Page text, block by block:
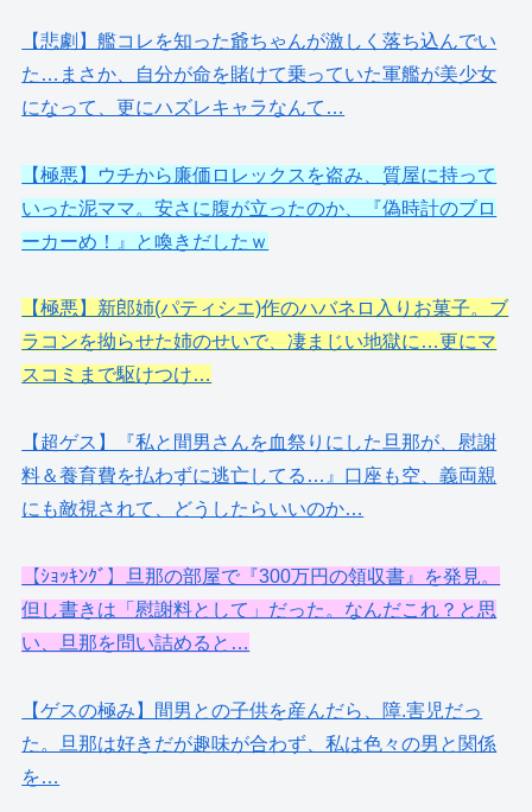
【悲劇】艦コレを知った爺ちゃんが激しく落ち込んでい
た…まさか、自分が命を賭けて乗っていた軍艦が美少女
になって、更にハズレキャラなんて…
【極悪】ウチから廉価ロレックスを盗み、質屋に持って
いった泥ママ。安さに腹が立ったのか、『偽時計のブロ
ーカーめ！』と喚きだしたｗ
【極悪】新郎姉(パティシエ)作のハバネロ入りお菓子。ブ
ラコンを拗らせた姉のせいで、凄まじい地獄に…更にマ
スコミまで駆けつけ…
【超ゲス】『私と間男さんを血祭りにした旦那が、慰謝
料＆養育費を払わずに逃亡してる…』口座も空、義両親
にも敵視されて、どうしたらいいのか…
【ｼｮｯｷﾝｸﾞ】旦那の部屋で『300万円の領収書』を発見。
但し書きは「慰謝料として」だった。なんだこれ？と思
い、旦那を問い詰めると…
【ゲスの極み】間男との子供を産んだら、障.害児だっ
た。旦那は好きだが趣味が合わず、私は色々の男と関係
を…